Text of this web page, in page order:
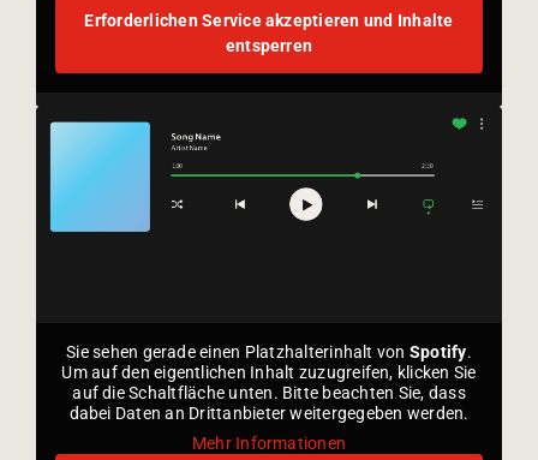
Erforderlichen Service akzeptieren und Inhalte
entsperren
Sie sehen gerade einen Platzhalterinhalt von Spotify.
Um auf den eigentlichen Inhalt zuzugreifen, klicken Sie
auf die Schaltfläche unten. Bitte beachten Sie, dass
dabei Daten an Drittanbieter weitergegeben werden.
Mehr Informationen